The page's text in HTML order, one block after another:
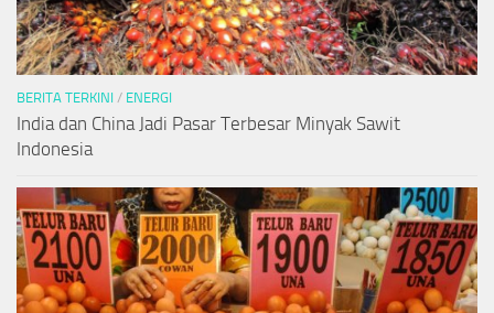
BERITA TERKINI / ENERGI
India dan China Jadi Pasar Terbesar Minyak Sawit
Indonesia